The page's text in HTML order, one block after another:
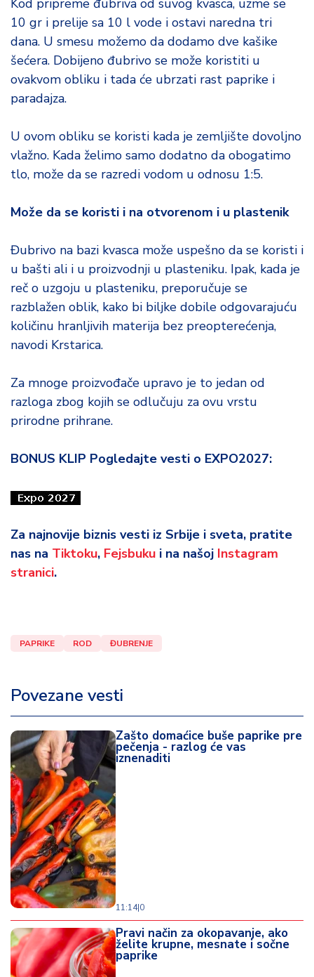
Kod pripreme đubriva od suvog kvasca, uzme se
10 gr i prelije sa 10 l vode i ostavi naredna tri
dana. U smesu možemo da dodamo dve kašike
šećera. Dobijeno đubrivo se može koristiti u
ovakvom obliku i tada će ubrzati rast paprike i
paradajza.
U ovom obliku se koristi kada je zemljište dovoljno
vlažno. Kada želimo samo dodatno da obogatimo
tlo, može da se razredi vodom u odnosu 1:5.
Može da se koristi i na otvorenom i u plastenik
Đubrivo na bazi kvasca može uspešno da se koristi i
u bašti ali i u proizvodnji u plasteniku. Ipak, kada je
reč o uzgoju u plasteniku, preporučuje se
razblažen oblik, kako bi biljke dobile odgovarajuću
količinu hranljivih materija bez preopterećenja,
navodi Krstarica.
Za mnoge proizvođače upravo je to jedan od
razloga zbog kojih se odlučuju za ovu vrstu
prirodne prihrane.
BONUS KLIP Pogledajte vesti o EXPO2027:
Za najnovije biznis vesti iz Srbije i sveta, pratite
nas na Tiktoku, Fejsbuku i na našoj Instagram
stranici.
PAPRIKE ROD ĐUBRENJE
Povezane vesti
Zašto domaćice buše paprike pre
pečenja - razlog će vas
iznenaditi
11:14|0
Pravi način za okopavanje, ako
želite krupne, mesnate i sočne
paprike